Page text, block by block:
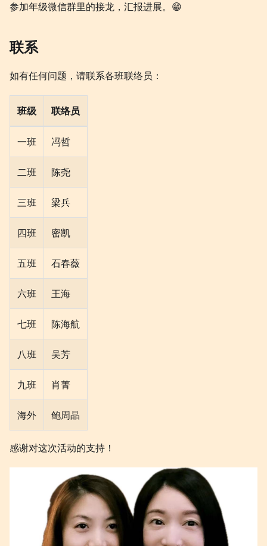
参加年级微信群里的接龙，汇报进展。😁
联系
如有任何问题，请联系各班联络员：
班级 联络员
一班 冯哲
二班 陈尧
三班 梁兵
四班 密凯
五班 石春薇
六班 王海
七班 陈海航
八班 吴芳
九班 肖菁
海外 鲍周晶
感谢对这次活动的支持！